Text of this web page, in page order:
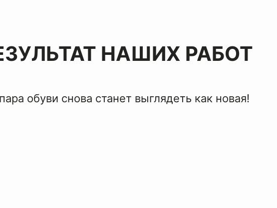
НАШИХ РАБОТ
обуви снова станет выглядеть как новая!